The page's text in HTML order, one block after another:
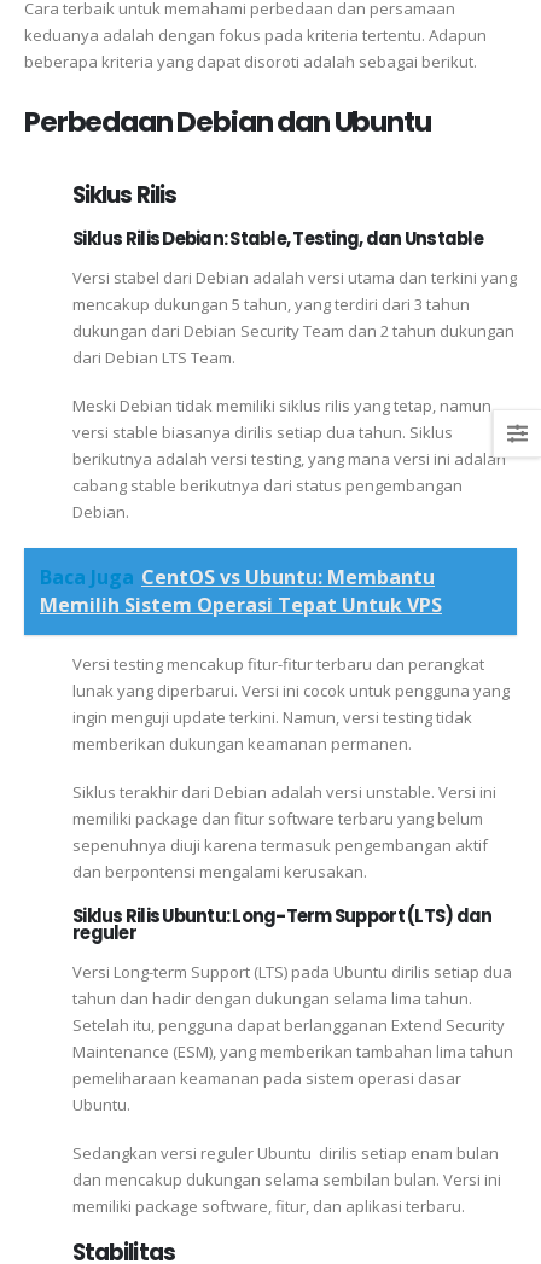
Cara terbaik untuk memahami perbedaan dan persamaan
keduanya adalah dengan fokus pada kriteria tertentu. Adapun
beberapa kriteria yang dapat disoroti adalah sebagai berikut.
Perbedaan Debian dan Ubuntu
Siklus Rilis
Siklus Rilis Debian:Stable,Testing,danUnstable
Versi stabel dari Debian adalah versi utama dan terkini yang
mencakup dukungan 5 tahun, yang terdiri dari 3 tahun
dukungan dari Debian Security Team dan 2 tahun dukungan
dari Debian LTS Team.
Meski Debian tidak memiliki siklus rilis yang tetap, namun
versi stable biasanya dirilis setiap dua tahun. Siklus
berikutnya adalah versi testing, yang mana versi ini adalah
cabang stable berikutnya dari status pengembangan
Debian.
Baca Juga CentOS vs Ubuntu: Membantu
Memilih Sistem Operasi Tepat Untuk VPS
Versi testing mencakup fitur-fitur terbaru dan perangkat
lunak yang diperbarui. Versi ini cocok untuk pengguna yang
ingin menguji update terkini. Namun, versi testing tidak
memberikan dukungan keamanan permanen.
Siklus terakhir dari Debian adalah versi unstable. Versi ini
memiliki package dan fitur software terbaru yang belum
sepenuhnya diuji karena termasuk pengembangan aktif
dan berpontensi mengalami kerusakan.
Siklus Rilis Ubuntu:Long-Term Support (LTS)dan
reguler
Versi Long-term Support (LTS) pada Ubuntu dirilis setiap dua
tahun dan hadir dengan dukungan selama lima tahun.
Setelah itu, pengguna dapat berlangganan Extend Security
Maintenance (ESM), yang memberikan tambahan lima tahun
pemeliharaan keamanan pada sistem operasi dasar
Ubuntu.
Sedangkan versi reguler Ubuntu dirilis setiap enam bulan
dan mencakup dukungan selama sembilan bulan. Versi ini
memiliki package software, fitur, dan aplikasi terbaru.
Stabilitas